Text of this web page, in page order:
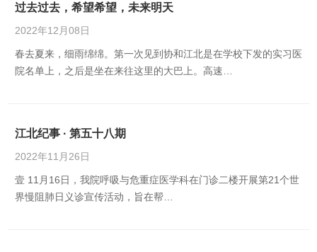
过去过去，希望希望，未来明天
2022年12月08日
春去夏来，细雨绵绵。第一次见到协和江北是在学校下发的实习医
院名单上，之后是坐在来往这里的大巴上。高速…
江北纪事 · 第五十八期
2022年11月26日
壹 11月16日，我院呼吸与危重症医学科在门诊二楼开展第21个世
界慢阻肺日义诊宣传活动，旨在帮…